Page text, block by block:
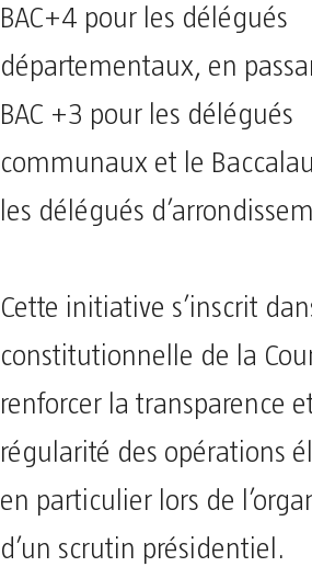
BAC+4 pour les délégués
départementaux, en
BAC +3 pour les délégués
communaux et le
les délégués
Cette initiative s’inscrit
constitutionnelle de la
renforcer la transparence
régularité des opérations
en particulier lors de
d’un scrutin présidentiel.